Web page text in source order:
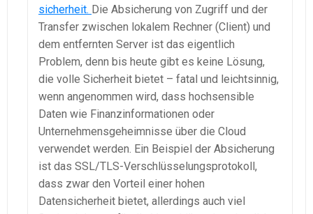
sicherheit. Die Absicherung von Zugriff und der
Transfer zwischen lokalem Rechner (Client) und
dem entfernten Server ist das eigentlich
Problem, denn bis heute gibt es keine Lösung,
die volle Sicherheit bietet – fatal und leichtsinnig,
wenn angenommen wird, dass hochsensible
Daten wie Finanzinformationen oder
Unternehmensgeheimnisse über die Cloud
verwendet werden. Ein Beispiel der Absicherung
ist das SSL/TLS-Verschlüsselungsprotokoll,
dass zwar den Vorteil einer hohen
Datensicherheit bietet, allerdings auch viel